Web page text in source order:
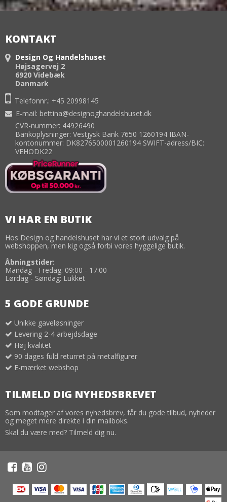
KONTAKT
Design Og Handelshuset
Højsagervej 2
6920 Videbæk
Danmark
Telefonnr.: +45 20998145
E-mail: bettina@designoghandelshuset.dk
CVR-nummer: 44926490
Bankoplysninger: Vestjysk Bank 7650 1260194 IBAN-
kontonummer: DK8276500001260194 SWIFT-adress/BIC:
VEHODK22
VI HAR EN BUTIK
Hos Design og handelshuset har vi et stort udvalg på
webshoppen, men kig også forbi vores hyggelige butik.
Åbningstider:
Mandag - Fredag: 09:00 - 17:00
Lørdag - Søndag: Lukket
5 GODE GRUNDE
Unikke gaveløsninger
Levering 2-4 arbejdsdage
Høj kvalitet
90 dages fuld returret på metalfigurer
E-mærket webshop
TILMELD DIG NYHEDSBREVET
Som modtager af vores nyhedsbrev, får du gode tilbud, nyheder
og meget mere direkte i din mailboks.
Skal du være med? Tilmeld dig nu.